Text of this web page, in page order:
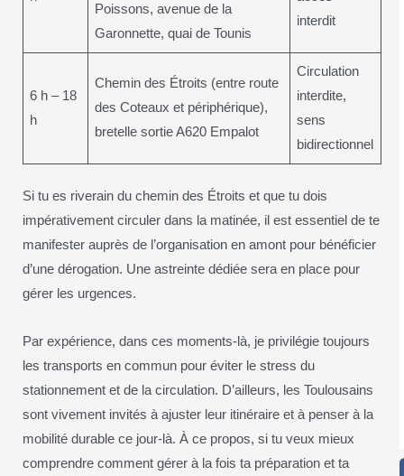
Poissons, avenue de la
Garonnette, quai de Tounis
interdit
6 h – 18
h
Chemin des Étroits (entre route
des Coteaux et périphérique),
bretelle sortie A620 Empalot
Circulation
interdite,
sens
bidirectionnel
Si tu es riverain du chemin des Étroits et que tu dois
impérativement circuler dans la matinée, il est essentiel de te
manifester auprès de l’organisation en amont pour bénéficier
d’une dérogation. Une astreinte dédiée sera en place pour
gérer les urgences.
Par expérience, dans ces moments-là, je privilégie toujours
les transports en commun pour éviter le stress du
stationnement et de la circulation. D’ailleurs, les Toulousains
sont vivement invités à ajuster leur itinéraire et à penser à la
mobilité durable ce jour-là. À ce propos, si tu veux mieux
comprendre comment gérer à la fois ta préparation et ta